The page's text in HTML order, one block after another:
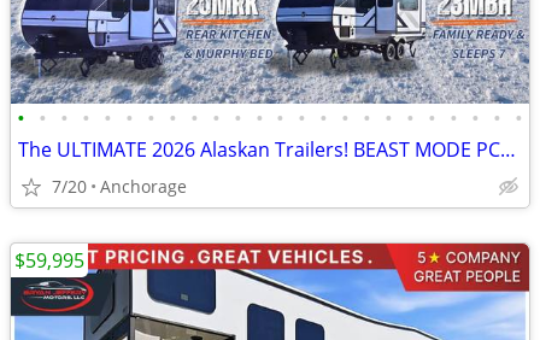
• • • • • • • • • • • • • • • • • • • • • • • •
The ULTIMATE 2026 Alaskan Trailers! BEAST MODE PCKG🔥
7/20 Anchorage
$59,995